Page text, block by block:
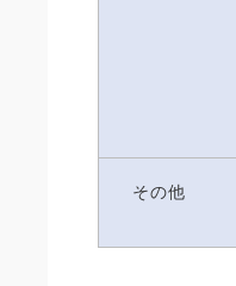
その他